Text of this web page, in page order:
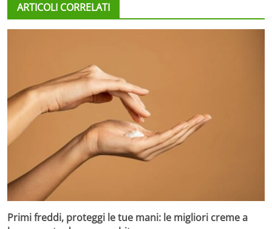
ARTICOLI CORRELATI
Primi freddi, proteggi le tue mani: le migliori creme a